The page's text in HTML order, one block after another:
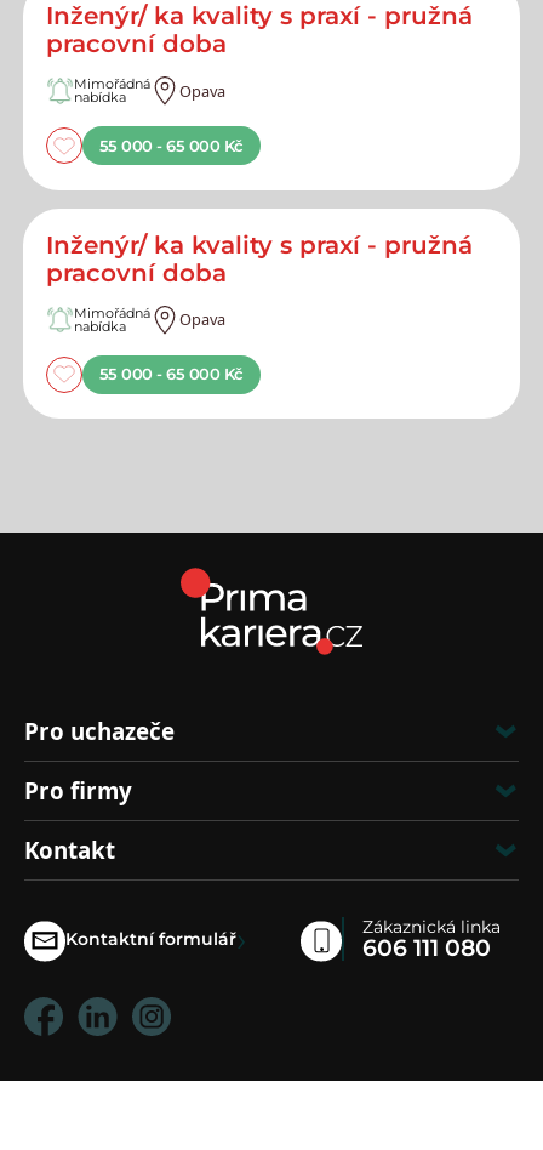
Inženýr/ ka kvality s praxí - pružná
pracovní doba
Mimořádná
nabídka Opava
55 000 - 65 000 Kč
Inženýr/ ka kvality s praxí - pružná
pracovní doba
Mimořádná
nabídka Opava
55 000 - 65 000 Kč
Pro uchazeče
Pro firmy
Kontakt
Kontaktní formulář› Zákaznická linka
606 111 080